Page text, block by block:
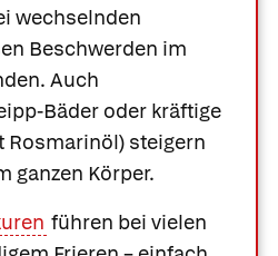
wechselnden
Beschwerden im
Auch
Bäder oder kräftige
Rosmarinöl) steigern
ganzen Körper.
führen bei vielen